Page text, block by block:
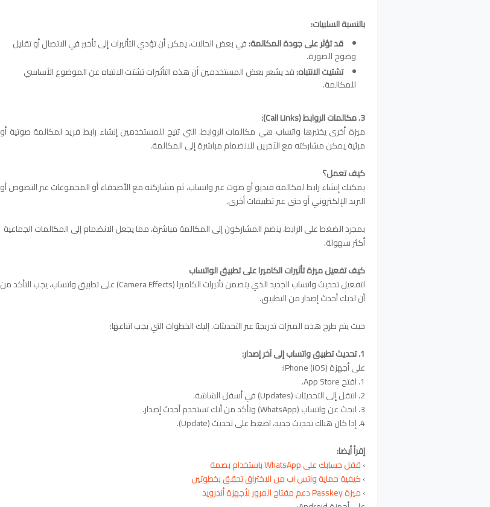
بالنسبة السلبيات:
قد تؤثر على جودة المكالمة:في بعض الحالات، يمكن أن تؤدي التأثيرات إلى تأخير في الاتصال أو تقليل
وضوح الصورة.
تشتيت الانتباه:قد يشعر بعض المستخدمين أن هذه التأثيرات تشتت الانتباه عن الموضوع الأساسي
للمكالمة.
3. مكالمات الروابط (Call Links):
ميزة أخرى يختبرها واتساب هي مكالمات الروابط، التي تتيح للمستخدمين إنشاء رابط فريد لمكالمة صوتية أو
مرئية يمكن مشاركته مع الآخرين للانضمام مباشرة إلى المكالمة.
كيف تعمل؟
يمكنك إنشاء رابط لمكالمة فيديو أو صوت عبر واتساب، ثم مشاركته مع الأصدقاء أو المجموعات عبر النصوص أو
البريد الإلكتروني أو حتى عبر تطبيقات أخرى.
بمجرد الضغط على الرابط، ينضم المشاركون إلى المكالمة مباشرة، مما يجعل الانضمام إلى المكالمات الجماعية
أكثر سهولة.
كيف تفعيل ميزة تأثيرات الكاميرا على تطبيق الواتساب
لتفعيل تحديث واتساب الجديد الذي يتضمن تأثيرات الكاميرا (Camera Effects) على تطبيق واتساب، يجب التأكد من
أن لديك أحدث إصدار من التطبيق.
حيث يتم طرح هذه الميزات تدريجيًا عبر التحديثات. إليك الخطوات التي يجب اتباعها:
1. تحديث تطبيق واتساب إلى آخر إصدار:
على أجهزة iPhone (iOS):
1. افتح App Store.
2. انتقل إلى التحديثات (Updates) في أسفل الشاشة.
3. ابحث عن واتساب (WhatsApp) وتأكد من أنك تستخدم أحدث إصدار.
4. إذا كان هناك تحديث جديد، اضغط على تحديث (Update).
إقرأ أيضا:
›قفل حسابك على WhatsApp باستخدام بصمة
›كيفية حماية واتس اب من الاختراقتحقق بخطوتين
›ميزة Passkey دعم مفتاح المرور لأجهزة أندرويد